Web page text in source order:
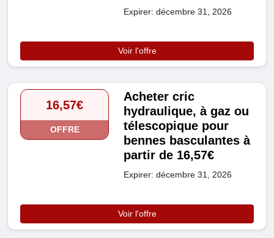
Expirer: décembre 31, 2026
Voir l'offre
16,57€
OFFRE
Acheter cric
hydraulique, à gaz ou
télescopique pour
bennes basculantes à
partir de 16,57€
Expirer: décembre 31, 2026
Voir l'offre